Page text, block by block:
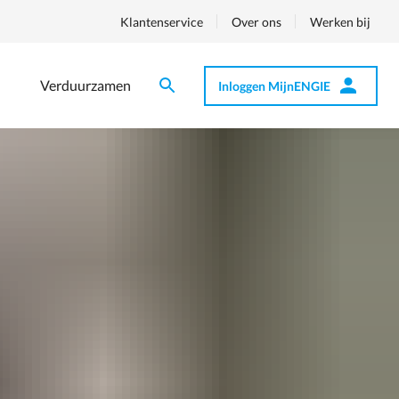
Zoeken
Verduurzamen
Klantenservice Over ons Werken bij
Zoeken Inloggen MijnENGIE